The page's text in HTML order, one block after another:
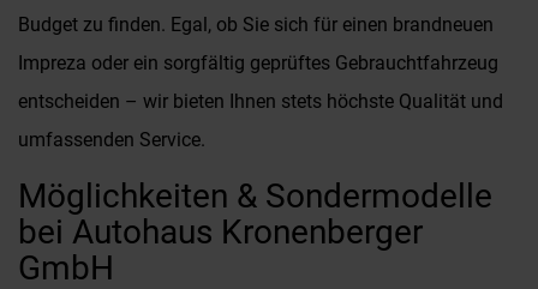
Budget zu finden. Egal, ob Sie sich für einen brandneuen
Impreza oder ein sorgfältig geprüftes Gebrauchtfahrzeug
entscheiden – wir bieten Ihnen stets höchste Qualität und
umfassenden Service.
Möglichkeiten & Sondermodelle
bei Autohaus Kronenberger
GmbH